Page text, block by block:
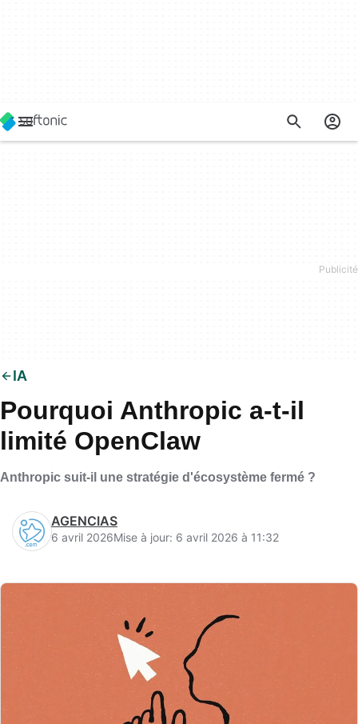
IA
Pourquoi Anthropic a-t-il
limité OpenClaw
Anthropic suit-il une stratégie d'écosystème fermé ?
AGENCIAS
6 avril 2026Mise à jour: 6 avril 2026 à 11:32